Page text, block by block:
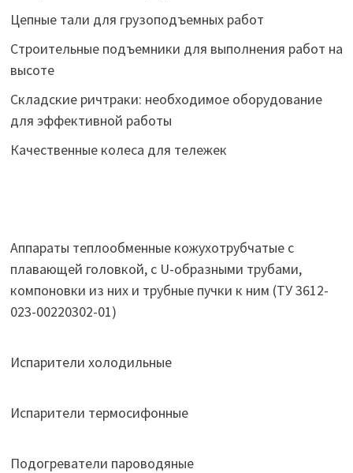
Цепные тали для грузоподъемных работ
Строительные подъемники для выполнения работ на
высоте
Складские ричтраки: необходимое оборудование
для эффективной работы
Качественные колеса для тележек
Аппараты теплообменные кожухотрубчатые c
плавающей головкой, с U-образными трубами,
компоновки из них и трубные пучки к ним (ТУ 3612-
023-00220302-01)
Испарители холодильные
Испарители термосифонные
Подогреватели пароводяные